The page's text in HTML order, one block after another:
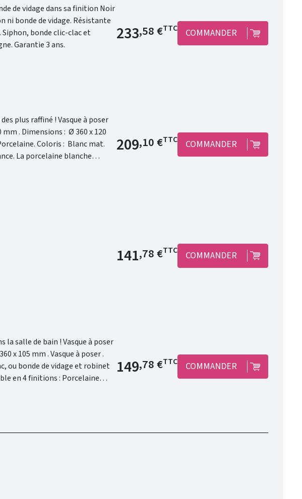
de vidage dans sa finition Noir
robinet non inclus. Finition : Noir Mat. Gamme : LOKUM. Fabriqué en Espagne. Garantie 3 ans.
Prix de base
233,58 €TTC COMMANDER
! Vasque à poser
x 120
une touche de modernité.
Prix de base
209,10 €TTC COMMANDER
Prix de base
141,78 €TTC COMMANDER
! Vasque à poser
à poser .
Prix de base
149,78 €TTC COMMANDER